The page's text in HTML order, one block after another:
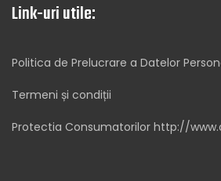
Link-uri utile:
Politica de Prelucrare a Datelor
Termeni și condiții
Protectia Consumatorilor http://